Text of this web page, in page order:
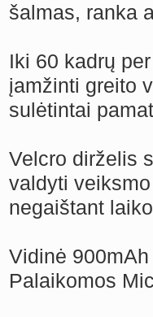
šalmas, ranka
Iki 60 kadrų
įamžinti greito
sulėtintai
Velcro dirželis
valdyti
negaištant
Vidinė
Palaikomos